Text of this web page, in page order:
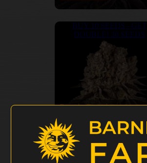
BUY 10 SEEDS - GET
DOUBLE! 20 SEEDS
Purple Punch
Prezzo Da €13.10
Leggi di Più